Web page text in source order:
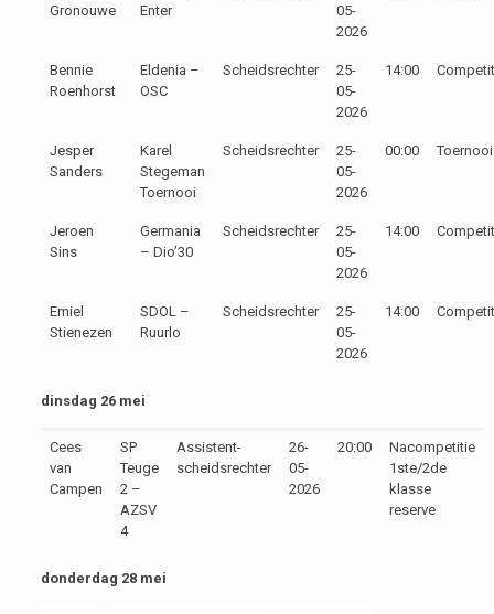
Gronouwe
Enter
05-
2026
Bennie
Roenhorst
Eldenia –
OSC
Scheidsrechter
25-
05-
2026
14:00
Jesper
Sanders
Karel
Stegeman
Toernooi
Scheidsrechter
25-
05-
2026
00:00 Toernooi
Jeroen
Sins
Germania
– Dio’30
Scheidsrechter
25-
05-
2026
14:00
Emiel
Stienezen
SDOL –
Ruurlo
Scheidsrechter
25-
05-
2026
14:00
dinsdag 26 mei
Cees
van
Campen
SP
Teuge
2 –
AZSV
4
Assistent-
scheidsrechter
26-
05-
2026
20:00
Nacompetitie
1ste/2de
klasse
reserve
donderdag 28 mei